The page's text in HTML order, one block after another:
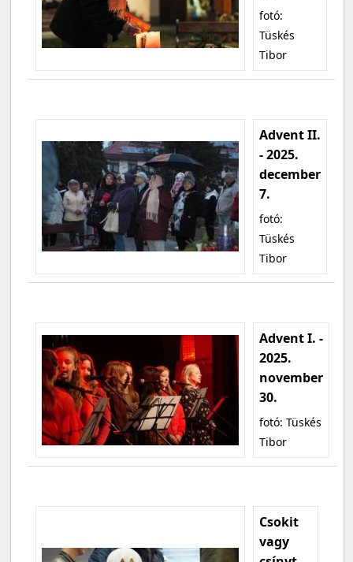
fotó:
Tüskés
Tibor
Advent II.
- 2025.
december
7.
fotó:
Tüskés
Tibor
Advent I. -
2025.
november
30.
fotó: Tüskés
Tibor
Csokit
vagy